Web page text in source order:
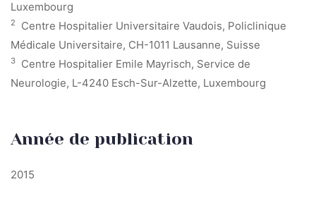
Luxembourg
2
Centre Hospitalier Universitaire Vaudois, Policlinique
Médicale Universitaire, CH-1011 Lausanne, Suisse
3
Centre Hospitalier Emile Mayrisch, Service de
Neurologie, L-4240 Esch-Sur-Alzette, Luxembourg
Année de publication
2015